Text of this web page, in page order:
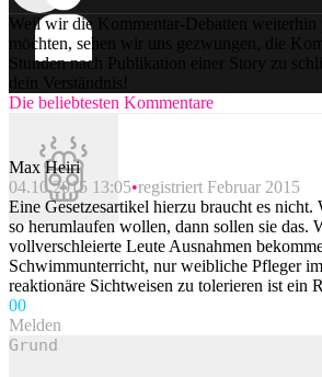
Weil wir die Kommentar-Debatten weiterhin
möchten, sehen wir uns gezwungen, die
Stunden nach Publikation einer Story zu
dein Verständnis!
Die beliebtesten Kommentare
Max Heiri
04.10.2015 13:05 registriert Februar 2015
Eine Gesetzesartikel hierzu braucht es nicht.
so herumlaufen wollen, dann sollen sie das.
vollverschleierte Leute Ausnahmen
Schwimmunterricht, nur weibliche Pfleger
reaktionäre Sichtweisen zu tolerieren ist ein
00
Melden